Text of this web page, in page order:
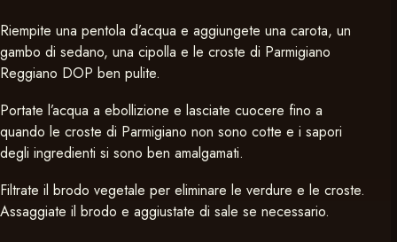
Riempite una pentola d’acqua e aggiungete una carota, un
gambo di sedano, una cipolla e le croste di Parmigiano
Reggiano DOP ben pulite.
Portate l’acqua a ebollizione e lasciate cuocere fino a
quando le croste di Parmigiano non sono cotte e i sapori
degli ingredienti si sono ben amalgamati.
Filtrate il brodo vegetale per eliminare le verdure e le croste.
Assaggiate il brodo e aggiustate di sale se necessario.